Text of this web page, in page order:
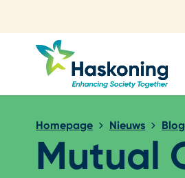
Homepage Nieuws
Mutual